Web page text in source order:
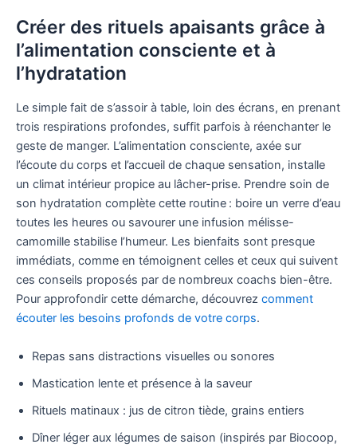
Créer des rituels apaisants grâce à
l’alimentation consciente et à
l’hydratation
Le simple fait de s’assoir à table, loin des écrans, en prenant
trois respirations profondes, suffit parfois à réenchanter le
geste de manger. L’alimentation consciente, axée sur
l’écoute du corps et l’accueil de chaque sensation, installe
un climat intérieur propice au lâcher-prise. Prendre soin de
son hydratation complète cette routine : boire un verre d’eau
toutes les heures ou savourer une infusion mélisse-
camomille stabilise l’humeur. Les bienfaits sont presque
immédiats, comme en témoignent celles et ceux qui suivent
ces conseils proposés par de nombreux coachs bien-être.
Pour approfondir cette démarche, découvrez comment
écouter les besoins profonds de votre corps.
Repas sans distractions visuelles ou sonores
Mastication lente et présence à la saveur
Rituels matinaux : jus de citron tiède, grains entiers
Dîner léger aux légumes de saison (inspirés par Biocoop,